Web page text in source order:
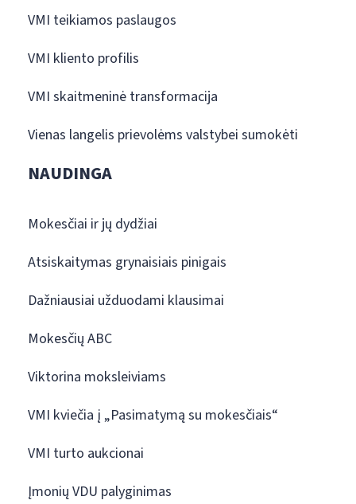
VMI teikiamos paslaugos
VMI kliento profilis
VMI skaitmeninė transformacija
Vienas langelis prievolėms valstybei sumokėti
NAUDINGA
Mokesčiai ir jų dydžiai
Atsiskaitymas grynaisiais pinigais
Dažniausiai užduodami klausimai
Mokesčių ABC
Viktorina moksleiviams
VMI kviečia į „Pasimatymą su mokesčiais“
VMI turto aukcionai
Įmonių VDU palyginimas